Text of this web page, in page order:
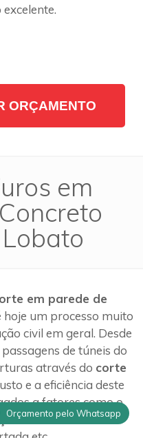
ORÇAMENTO
em
em parede de
hoje um processo muito
civil em geral. Desde
de túneis do
através do corte
e a eficiência deste
a fatores como o
dos blocos e a
Orçamento pelo Whatsapp